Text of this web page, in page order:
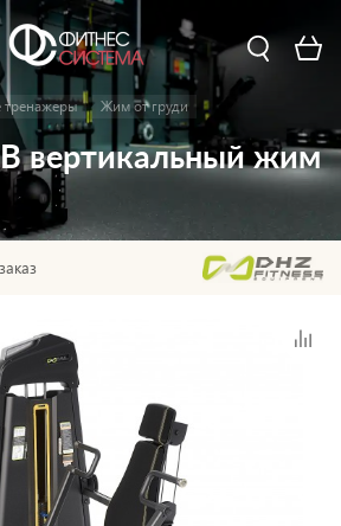
тренажеры Жим от груди
вертикальный жим